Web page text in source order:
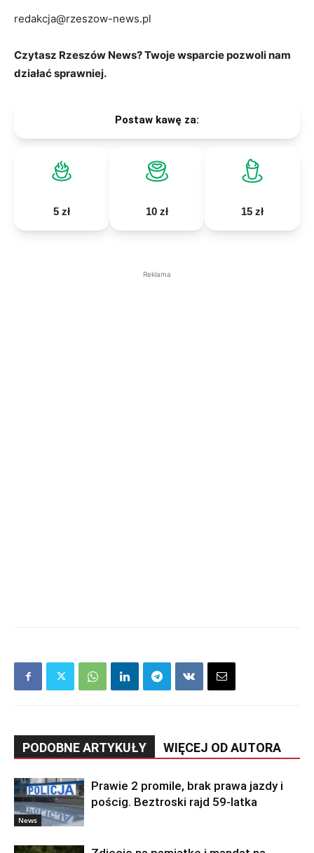
redakcja@rzeszow-news.pl
Czytasz Rzeszów News? Twoje wsparcie pozwoli nam
działać sprawniej.
Postaw kawę za:
5 zł 10 zł 15 zł
Reklama
PODOBNE ARTYKUŁY WIĘCEJ OD AUTORA
News
Prawie 2 promile, brak prawa jazdy i
pościg. Beztroski rajd 59-latka